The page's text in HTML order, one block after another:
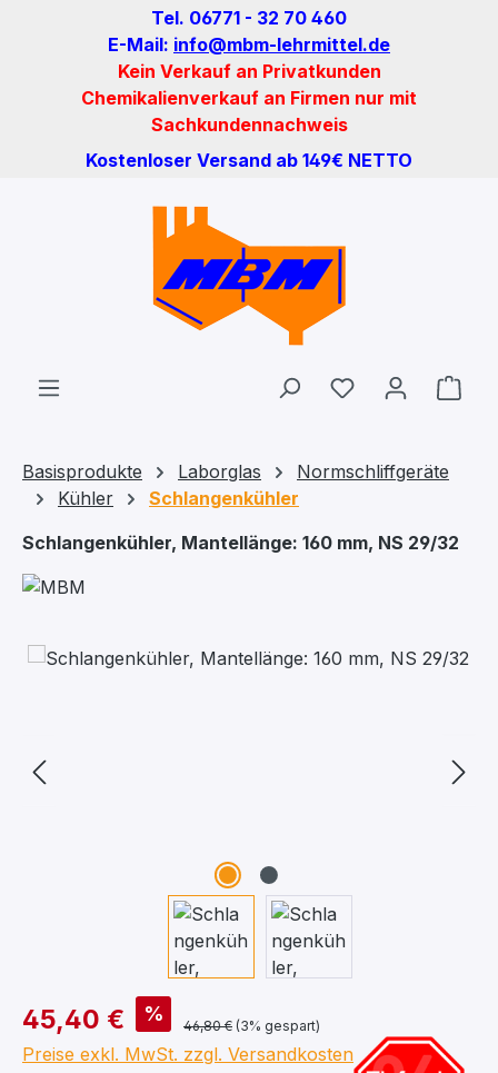
Zum Hauptinhalt springenTel. 06771 - 32 70 460
E-Mail: info@mbm-lehrmittel.de
Kein Verkauf an Privatkunden
Chemikalienverkauf an Firmen nur mit
Sachkundennachweis
Kostenloser Versand ab 149€ NETTO
Du hast 0
Basisprodukte Laborglas
Normschliffgeräte
Kühler
Schlangenkühler
Schlangenkühler, Mantellänge: 160 mm, NS 29/32
Bildergalerie überspringen
45,40 € %
46,80 € (3% gespart)
Preise exkl. MwSt. zzgl. Versandkosten